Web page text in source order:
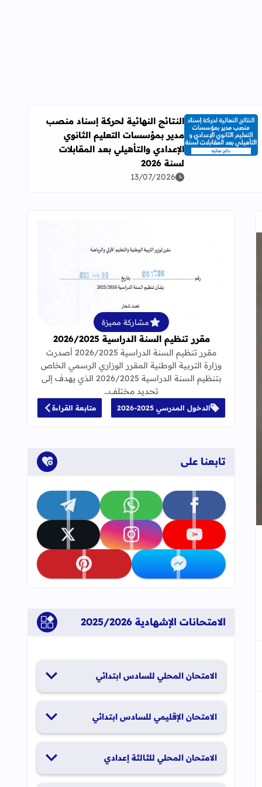
اقرأ المزيد عن النتائج النهائية لحركة إسناد منصب مدير بمؤسسات
النتائج النهائية لحركة إسناد منصب
مدير بمؤسسات التعليم الثانوي
الإعدادي والتأهيلي بعد المقابلات
لسنة 2026
13/07/2026
العلامات المرجعية
قراءة المزيد عن مقرر تنظيم السنة الدراسية
مشاركة مميزة
مقرر تنظيم السنة الدراسية 2026/2025
مقرر تنظيم السنة الدراسية 2026/2025 أصدرت
وزارة التربية الوطنية المقرر الوزاري الرسمي الخاص
بتنظيم السنة الدراسية 2026/2025 الذي يهدف إلى
تحديد مختلف…
الدخول المدرسي 2025-2026 متابعة القراءة
تابعنا على
تابعنا على facebook تابعنا على whatsapp تابعنا على telegram
تابعنا على youtube تابعنا على instagram تابعنا على x
تابعنا على messenger تابعنا على pinterest
الامتحانات الإشهادية 2025/2026
الامتحان المحلي للسادس ابتدائي
الامتحان الإقليمي للسادس ابتدائي
الامتحان المحلي للثالثة إعدادي